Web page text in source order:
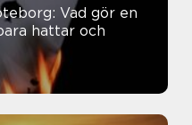
Vad gör en